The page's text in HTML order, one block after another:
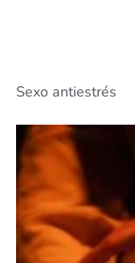
Sexo antiestrés